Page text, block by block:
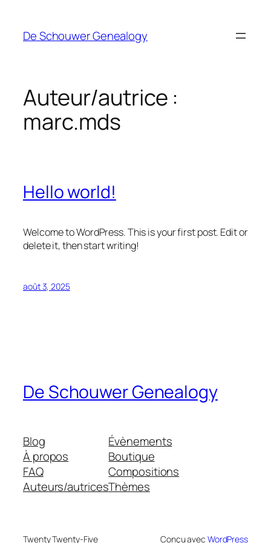
contenu
De Schouwer Genealogy
Auteur/autrice :
marc.mds
Hello world!
Welcome to WordPress. This is your first post. Edit or
delete it, then start writing!
août 3, 2025
De Schouwer Genealogy
Blog
À propos
FAQ
Auteurs/autrices
Évènements
Boutique
Compositions
Thèmes
Twenty Twenty-Five Conçu avec WordPress